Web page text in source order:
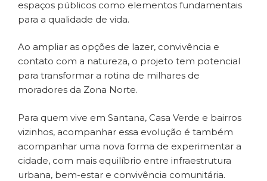
espaços públicos como elementos fundamentais
para a qualidade de vida.
Ao ampliar as opções de lazer, convivência e
contato com a natureza, o projeto tem potencial
para transformar a rotina de milhares de
moradores da Zona Norte.
Para quem vive em Santana, Casa Verde e bairros
vizinhos, acompanhar essa evolução é também
acompanhar uma nova forma de experimentar a
cidade, com mais equilíbrio entre infraestrutura
urbana, bem-estar e convivência comunitária.